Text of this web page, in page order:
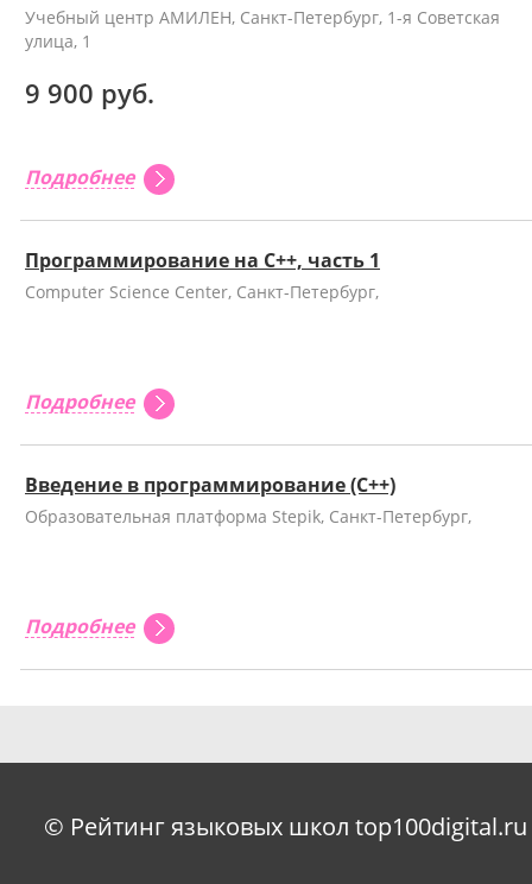
Учебный центр АМИЛЕН, Санкт-Петербург, 1-я Советская
улица, 1
9 900 руб.
Подробнее
Программирование на C++, часть 1
Computer Science Center, Санкт-Петербург,
Подробнее
Введение в программирование (C++)
Образовательная платформа Stepik, Санкт-Петербург,
Подробнее
© Рейтинг языковых школ top100digital.ru